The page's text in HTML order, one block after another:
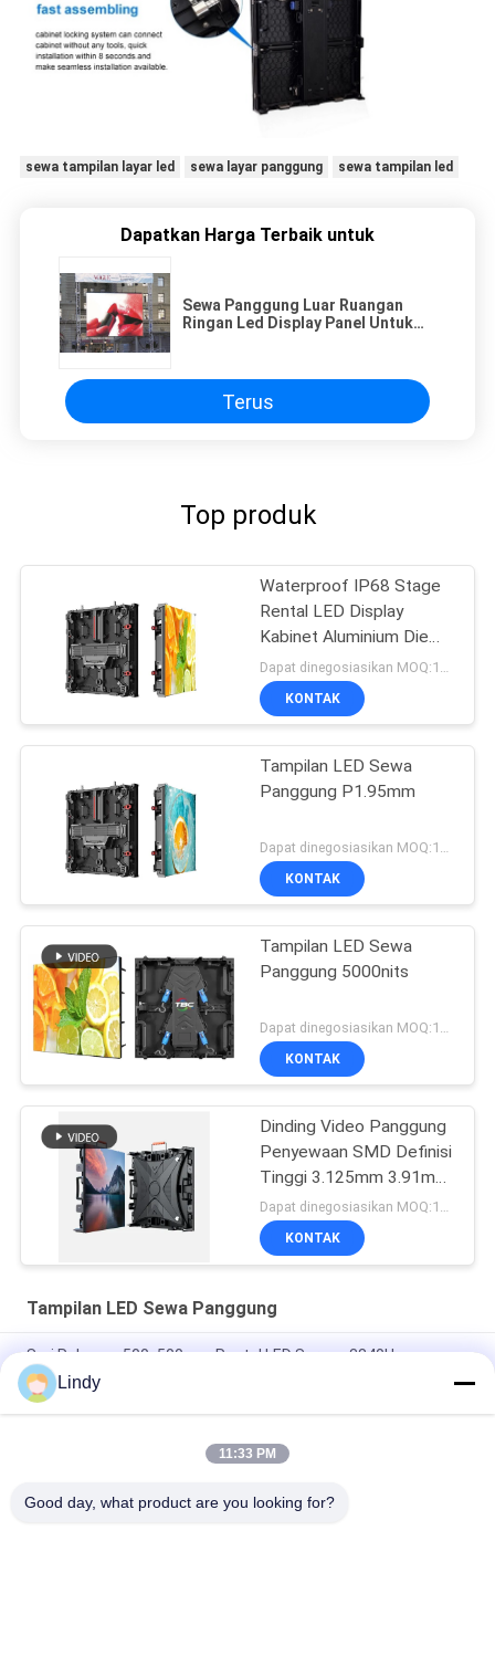
sewa tampilan layar led sewa layar panggung sewa tampilan led
Dapatkan Harga Terbaik untuk
Sewa Panggung Luar Ruangan
Ringan Led Display Panel Untuk
Terus
Top produk
Waterproof IP68 Stage
Rental LED Display
Kabinet Aluminium Die
Cast
Dapat dinegosiasikan MOQ:10 meter persegi
KONTAK
Tampilan LED Sewa
Panggung P1.95mm
KONTAK
Tampilan LED Sewa
Panggung 5000nits
KONTAK
Dinding Video Panggung
Penyewaan SMD Definisi
Tinggi 3.125mm 3.91mm
Pitch Piksel
Dapat dinegosiasikan MOQ:10 meter persegi
KONTAK
Tampilan LED Sewa Panggung
Seri Raksasa 500x500mm Rental LED Screen 3840Hz
Removable Power Box
Giant Series 500x1000mm Led Stage Screen Rental P2.6
Tampilan LED Penyewaan Dalam Ruangan Glory Series
Lindy
11:33 PM
Good day, what product are you looking for?